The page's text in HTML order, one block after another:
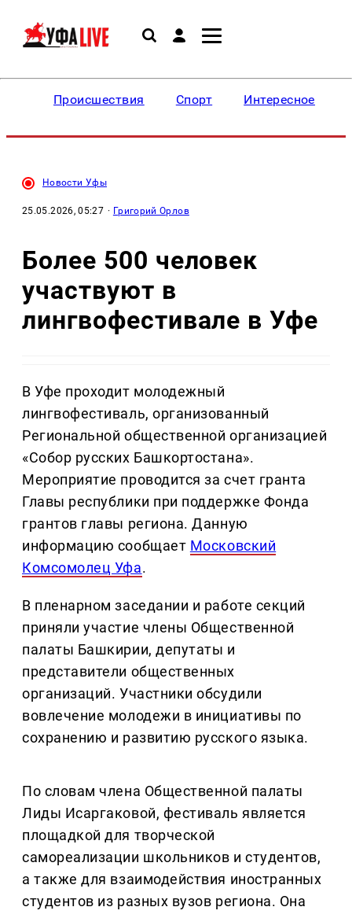
Происшествия Спорт Интересное
Новости Уфы
25.05.2026, 05:27 · Григорий Орлов
Более 500 человек
участвуют в
лингвофестивале в Уфе
В Уфе проходит молодежный
лингвофестиваль, организованный
Региональной общественной организацией
«Собор русских Башкортостана».
Мероприятие проводится за счет гранта
Главы республики при поддержке Фонда
грантов главы региона. Данную
информацию сообщает Московский
Комсомолец Уфа.
В пленарном заседании и работе секций
приняли участие члены Общественной
палаты Башкирии, депутаты и
представители общественных
организаций. Участники обсудили
вовлечение молодежи в инициативы по
сохранению и развитию русского языка.
По словам члена Общественной палаты
Лиды Исаргаковой, фестиваль является
площадкой для творческой
самореализации школьников и студентов,
а также для взаимодействия иностранных
студентов из разных вузов региона. Она